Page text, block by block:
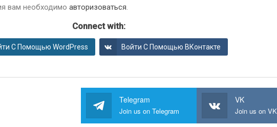
вам необходимо авторизоваться
Connect with:
С Помощью WordPress Войти С Помощью ВКонтакте
Telegram
Join us on Telegram
VK
Join us on VK